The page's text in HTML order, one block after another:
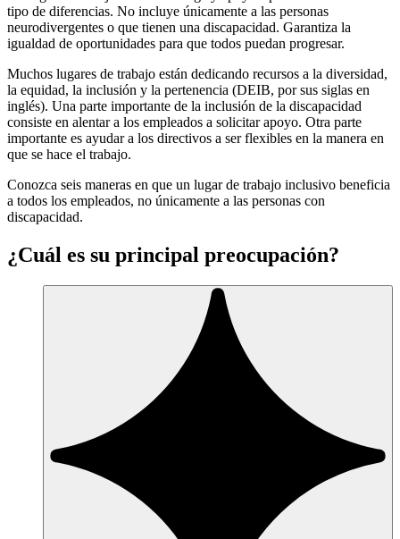
tipo de diferencias. No incluye únicamente a las personas
neurodivergentes o que tienen una discapacidad. Garantiza la
igualdad de oportunidades para que todos puedan progresar.
Muchos lugares de trabajo están dedicando recursos a la diversidad,
la equidad, la inclusión y la pertenencia (DEIB, por sus siglas en
inglés). Una parte importante de la inclusión de la discapacidad
consiste en alentar a los empleados a solicitar apoyo. Otra parte
importante es ayudar a los directivos a ser flexibles en la manera en
que se hace el trabajo.
Conozca seis maneras en que un lugar de trabajo inclusivo beneficia
a todos los empleados, no únicamente a las personas con
discapacidad.
¿Cuál es su principal preocupación?